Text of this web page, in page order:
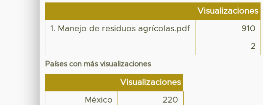
Visualizaciones
1. Manejo de residuos agrícolas.pdf 910
2
Países con más visualizaciones
Visualizaciones
México 220